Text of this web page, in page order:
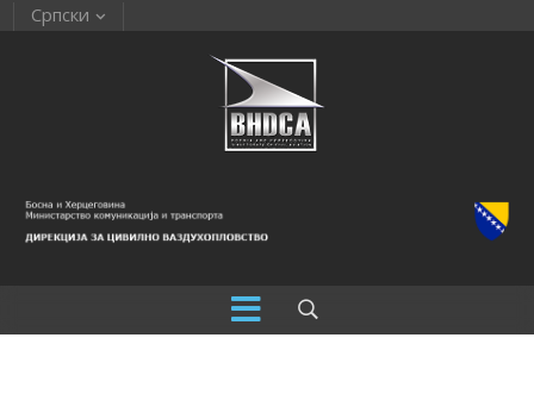
Српски